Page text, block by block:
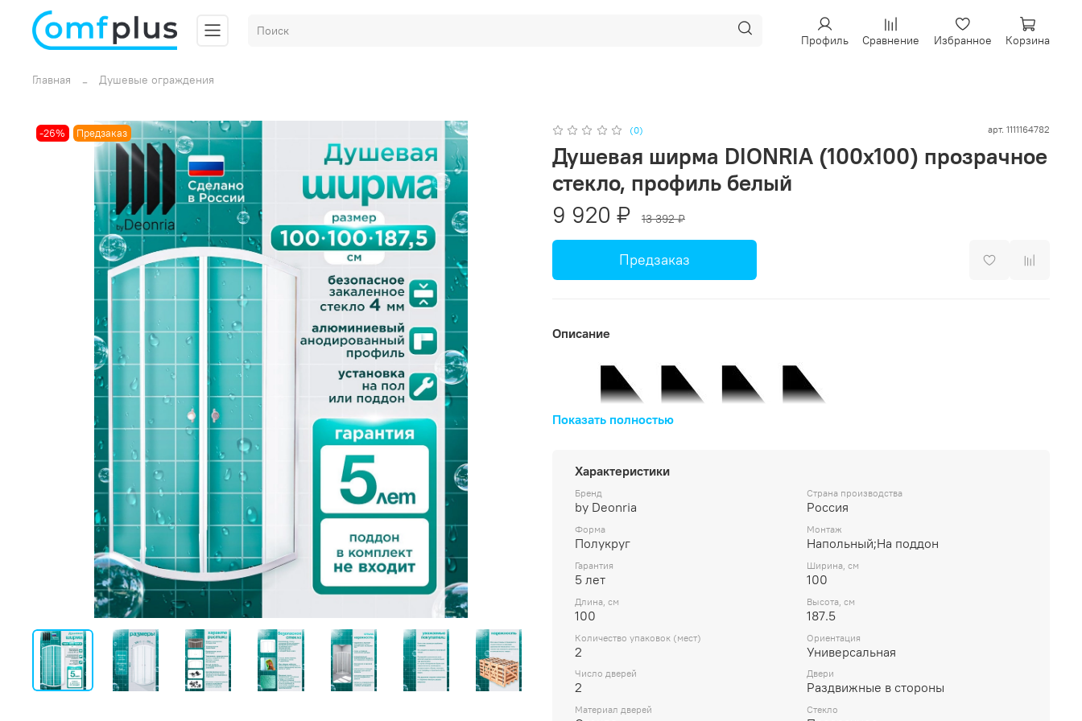
Профиль Сравнение Избранное Корзина
Главная Душевые ограждения
-26% Предзаказ (0) арт. 1111164782
Душевая ширма DIONRIA (100х100) прозрачное
стекло, профиль белый
9 920 ₽
13 392 ₽
Предзаказ
Описание
Показать полностью
Характеристики
Бренд
by Deonria
Страна производства
Россия
Форма
Полукруг
Монтаж
Напольный;На поддон
Гарантия
5 лет
Ширина, см
100
Длина, см
100
Высота, см
187.5
Количество упаковок (мест)
2
Ориентация
Универсальная
Число дверей
2
Двери
Раздвижные в стороны
Материал дверей Стекло